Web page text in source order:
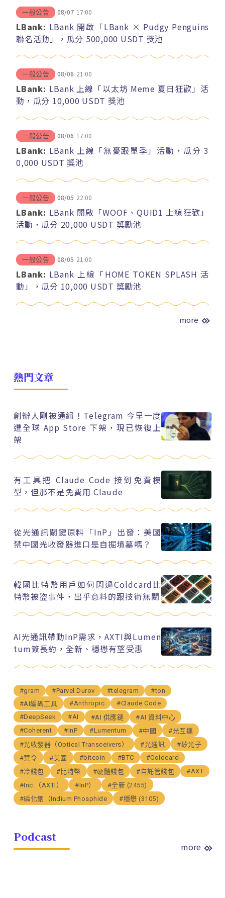
一般公告 08/07 17:00
LBank: LBank 開啟「LBank × Pudgy Penguins
聯名活動」，瓜分 500,000 USDT 獎池
一般公告 08/06 21:00
LBank: LBank 上線「以太坊 Meme 夏日狂歡」活
動，瓜分 10,000 USDT 獎池
一般公告 08/06 17:00
LBank: LBank 上線「無憂跟單季」活動，瓜分 3
0,000 USDT 獎池
一般公告 08/05 22:00
LBank: LBank 開啟「WOOF、QUID1 上線狂歡」
活動，瓜分 20,000 USDT 獎勵池
一般公告 08/05 21:00
LBank: LBank 上線「HOME TOKEN SPLASH 活
動」，瓜分 10,000 USDT 獎勵池
more
熱門文章
創辦人剛被通緝！Telegram 今早一度
遭全球 App Store 下架，現已恢復上
架
有工具把 Claude Code 接到免費模
型，但那不是免費用 Claude
從光通訊關鍵原料「InP」出發：美國
禁中國光收發器進口是自掘墳墓嗎？
韓國比特幣用戶如何閃過Coldcard比
特幣被盜事件，出乎意料的跟技術無關
AI光通訊帶動InP需求，AXTI與Lumen
tum簽長約，全新、穩懋有望受惠
#gram #Parvel Durov #telegram
#ton
#AI編碼工具
#Anthropic
#Claude Code
#DeepSeek
#AI #AI 供應鏈
#AI 資料中心
#Coherent
#InP #Lumentum #中國
#光互連
#光收發器（Optical Transceivers）
#光通訊
#矽光子
#禁令
#美國 #bitcoin #BTC
#Coldcard
#冷錢包
#比特幣 #硬體錢包 #自託管錢包
#AXT
#Inc.（AXTI）
#InP）
#全新 (2455)
#磷化銦（Indium Phosphide
#穩懋 (3105)
Podcast
more